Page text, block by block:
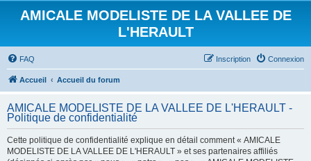
AMICALE MODELISTE DE LA VALLEE DE
L'HERAULT
FAQ Connexion
Inscription
Accueil Accueil du forum
AMICALE MODELISTE DE LA VALLEE DE L'HERAULT -
Politique de confidentialité
Cette politique de confidentialité explique en détail comment « AMICALE
MODELISTE DE LA VALLEE DE L'HERAULT » et ses partenaires affiliés